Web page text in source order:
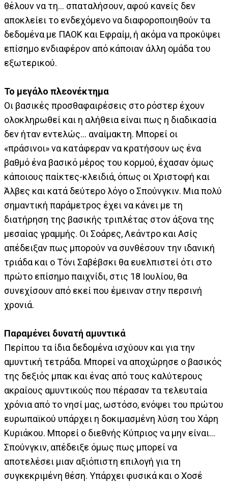
θέλουν να τη… σπαταλήσουν, αφού κανείς δεν
αποκλείει το ενδεχόμενο να διαφοροποιηθούν τα
δεδομένα με ΠΑΟΚ και Εφραίμ, ή ακόμα να προκύψει
επίσημο ενδιαφέρον από κάποιαν άλλη ομάδα του
εξωτερικού.
Το μεγάλο πλεονέκτημα
Οι βασικές προσθαφαιρέσεις στο ρόστερ έχουν
ολοκληρωθεί και η αλήθεια είναι πως η διαδικασία
δεν ήταν εντελώς… αναίμακτη. Μπορεί οι
«πράσινοι» να κατάφεραν να κρατήσουν ως ένα
βαθμό ένα βασικό μέρος του κορμού, έχασαν όμως
κάποιους παίκτες-κλειδιά, όπως οι Χριστοφή και
Άλβες και κατά δεύτερο λόγο ο Σπούνγκιν. Μια πολύ
σημαντική παράμετρος έχει να κάνει με τη
διατήρηση της βασικής τριπλέτας στον άξονα της
μεσαίας γραμμής. Οι Σοάρες, Λεάντρο και Ασίς
απέδειξαν πως μπορούν να συνθέσουν την ιδανική
τριάδα και ο Τόνι Σαβέβσκι θα ευελπιστεί ότι στο
πρώτο επίσημο παιχνίδι, στις 18 Ιουλίου, θα
συνεχίσουν από εκεί που έμειναν στην περσινή
χρονιά.
Παραμένει δυνατή αμυντικά
Περίπου τα ίδια δεδομένα ισχύουν και για την
αμυντική τετράδα. Μπορεί να αποχώρησε ο βασικός
της δεξιός μπακ και ένας από τους καλύτερους
ακραίους αμυντικούς που πέρασαν τα τελευταία
χρόνια από το νησί μας, ωστόσο, ενόψει του πρώτου
ευρωπαϊκού υπάρχει η δοκιμασμένη λύση του Χάρη
Κυριάκου. Μπορεί ο διεθνής Κύπριος να μην είναι…
Σπούνγκιν, απέδειξε όμως πως μπορεί να
αποτελέσει μιαν αξιόπιστη επιλογή για τη
συγκεκριμένη θέση. Υπάρχει φυσικά και ο Χοσέ